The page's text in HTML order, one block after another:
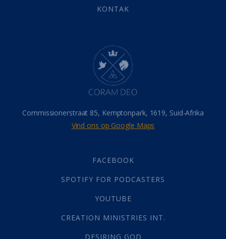
(142)
Hemel (31)
Israel (14)
Millennium(1)
Oordeelsdag(19)
Verheerlikte liggaam
Wederkoms
(27)
Gebed(87)
Die Onse Vader(12)
God(392)
Afgode(23)
Almag(1)
Alomteenwoordig
KONTAK
Commissionerstraat 85, Kemptonpark, 1619, Suid-Afrika
Vind ons op Google Maps
FACEBOOK
SPOTIFY FOR PODCASTERS
YOUTUBE
CREATION MINISTRIES INT.
DESIRING GOD